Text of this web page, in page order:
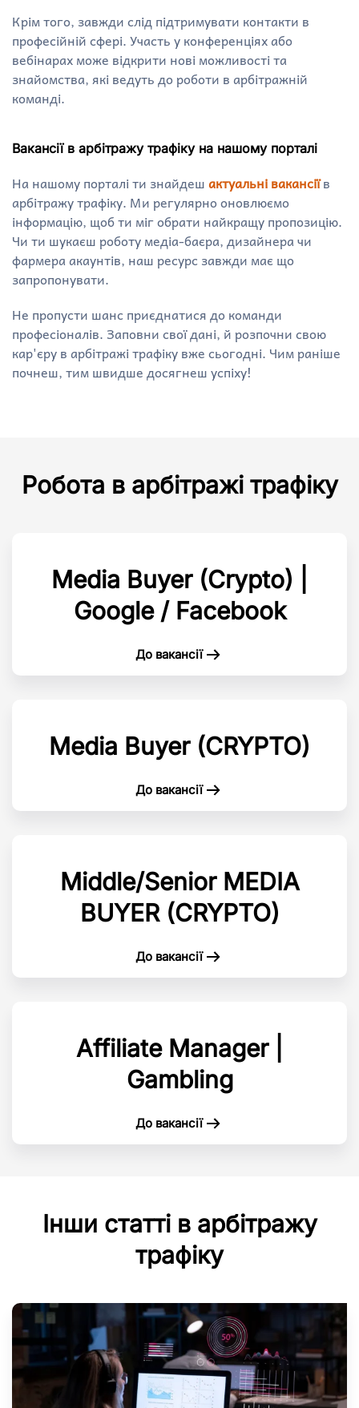
Крім того, завжди слід підтримувати контакти в
професійній сфері. Участь у конференціях або
вебінарах може відкрити нові можливості та
знайомства, які ведуть до роботи в арбітражній
команді.
Вакансії в арбітражу трафіку на нашому порталі
На нашому порталі ти знайдешактуальні вакансіїв
арбітражу трафіку. Ми регулярно оновлюємо
інформацію, щоб ти міг обрати найкращу пропозицію.
Чи ти шукаєш роботу медіа-баєра, дизайнера чи
фармера акаунтів, наш ресурс завжди має що
запропонувати.
Не пропусти шанс приєднатися до команди
професіоналів. Заповни свої дані, й розпочни свою
кар'єру в арбітражі трафіку вже сьогодні. Чим раніше
почнеш, тим швидше досягнеш успіху!
Робота в арбітражі трафіку
Media Buyer (Crypto) |
Google / Facebook
До вакансії
Media Buyer (CRYPTO)
До вакансії
Middle/Senior MEDIA
BUYER (CRYPTO)
До вакансії
Affiliate Manager |
Gambling
До вакансії
Інши статті в арбітражу
трафіку